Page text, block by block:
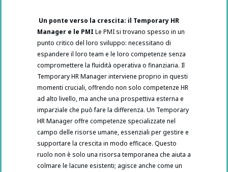
Un ponte verso la crescita: il Temporary HR
Manager e le PMI Le PMI si trovano spesso in un
punto critico del loro sviluppo: necessitano di
espandere il loro team e le loro competenze senza
compromettere la fluidità operativa o finanziaria. Il
Temporary HR Manager interviene proprio in questi
momenti cruciali, offrendo non solo competenze HR
ad alto livello, ma anche una prospettiva esterna e
imparziale che può fare la differenza. Un Temporary
HR Manager offre competenze specializzate nel
campo delle risorse umane, essenziali per gestire e
supportare la crescita in modo efficace. Questo
ruolo non è solo una risorsa temporanea che aiuta a
colmare le lacune esistenti; agisce anche come un